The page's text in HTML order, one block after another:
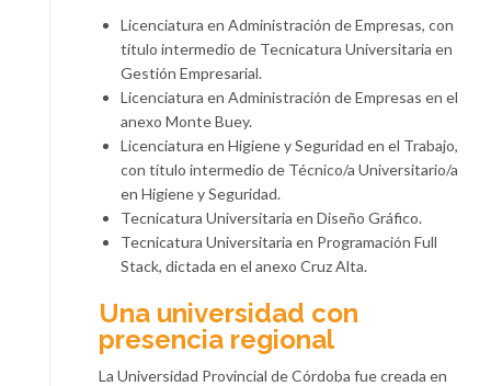
Licenciatura en Administración de Empresas, con
título intermedio de Tecnicatura Universitaria en
Gestión Empresarial.
Licenciatura en Administración de Empresas en el
anexo Monte Buey.
Licenciatura en Higiene y Seguridad en el Trabajo,
con título intermedio de Técnico/a Universitario/a
en Higiene y Seguridad.
Tecnicatura Universitaria en Diseño Gráfico.
Tecnicatura Universitaria en Programación Full
Stack, dictada en el anexo Cruz Alta.
Una universidad con
presencia regional
La Universidad Provincial de Córdoba fue creada en